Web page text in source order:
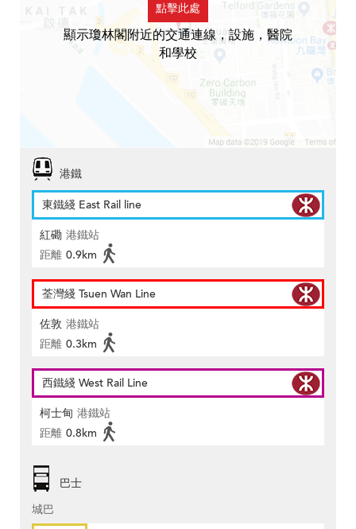
點擊此處
顯示瓊林閣附近的交通連線，設施，醫院
和學校
港鐵
東鐵綫 East Rail line
紅磡 港鐵站
距離 0.9km
荃灣綫 Tsuen Wan Line
佐敦 港鐵站
距離 0.3km
西鐵綫 West Rail Line
柯士甸 港鐵站
距離 0.8km
巴士
城巴